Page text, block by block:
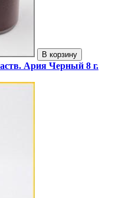
В корзину
Ария Черный 8 г.